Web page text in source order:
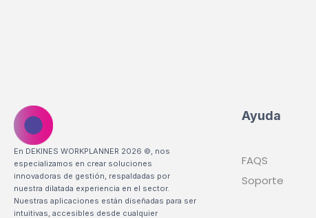
En DEKINES WORKPLANNER 2026 ©, nos
especializamos en crear soluciones
innovadoras de gestión, respaldadas por
nuestra dilatada experiencia en el sector.
Nuestras aplicaciones están diseñadas para ser
intuitivas, accesibles desde cualquier
Ayuda
FAQS
Soporte